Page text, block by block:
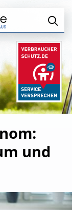
und